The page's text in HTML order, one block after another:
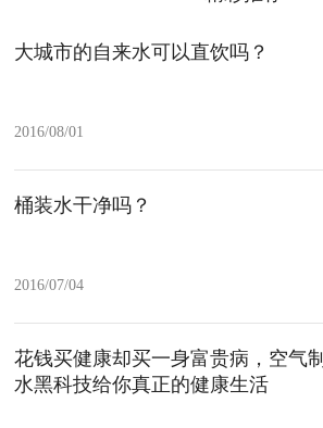
大城市的自来水可以直饮吗？
2016/08/01
桶装水干净吗？
2016/07/04
花钱买健康却买一身富贵病，空气制
水黑科技给你真正的健康生活